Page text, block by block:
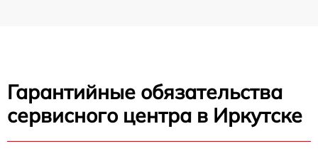
Гарантийные обязательства
сервисного центра в Иркутске